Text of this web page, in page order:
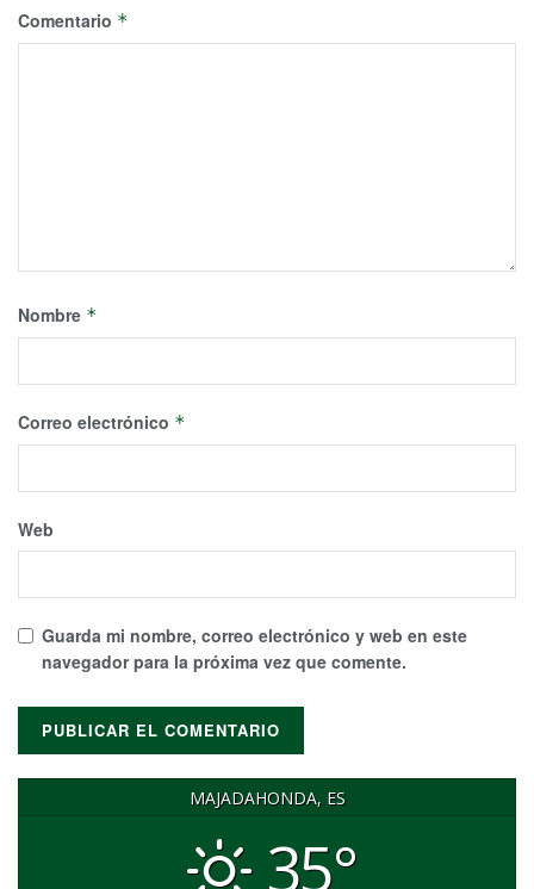
Comentario *
Nombre *
Correo electrónico *
Web
Guarda mi nombre, correo electrónico y web en este
navegador para la próxima vez que comente.
MAJADAHONDA, ES
35°